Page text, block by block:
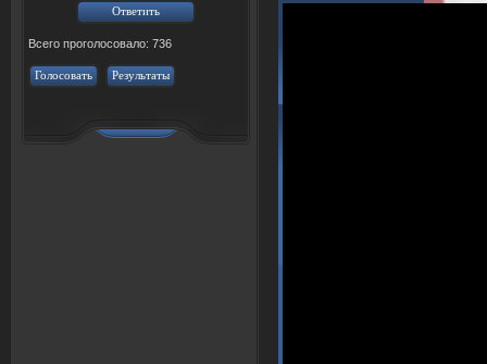
Всего проголосовало: 736
Голосовать Результаты